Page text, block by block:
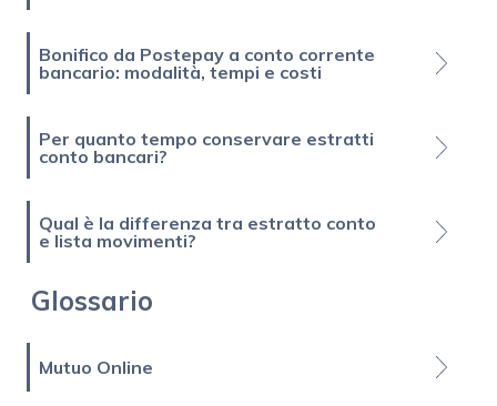
Bonifico da Postepay a conto corrente
bancario: modalità, tempi e costi
Per quanto tempo conservare estratti
conto bancari?
Qual è la differenza tra estratto conto
e lista movimenti?
Glossario
Mutuo Online